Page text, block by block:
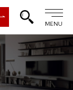
MENU